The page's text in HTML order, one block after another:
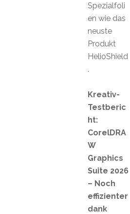
Spezialfoli
en wie das
neuste
Produkt
HelioShield
.
Kreativ-
Testberic
ht:
CorelDRA
W
Graphics
Suite 2026
– Noch
effizienter
dank